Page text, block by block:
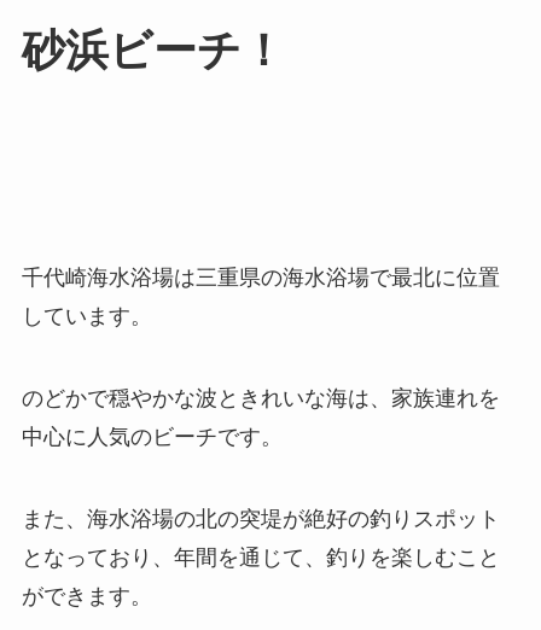
砂浜ビーチ！
千代崎海水浴場は三重県の海水浴場で最北に位置
しています。
のどかで穏やかな波ときれいな海は、家族連れを
中心に人気のビーチです。
また、海水浴場の北の突堤が絶好の釣りスポット
となっており、年間を通じて、釣りを楽しむこと
ができます。